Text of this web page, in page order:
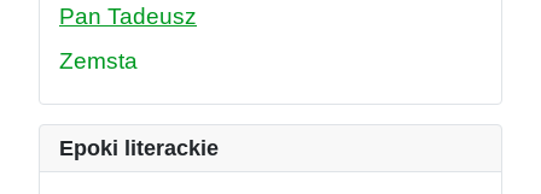
Pan Tadeusz
Zemsta
Epoki literackie